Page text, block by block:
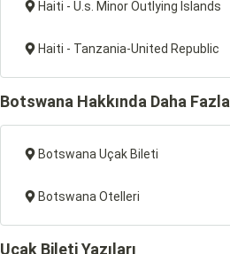
Haiti - U.s. Minor Outlying Islands
Haiti - Tanzania-United Republic
Botswana Hakkında Daha Fazla
Botswana Uçak Bileti
Botswana Otelleri
Uçak Bileti Yazıları